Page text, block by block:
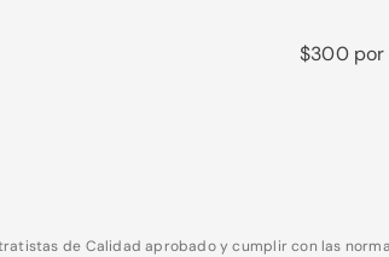
$300 por
de Calidad aprobado y cumplir con las